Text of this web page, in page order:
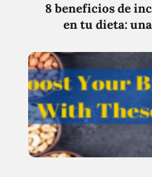
8 beneficios de
en tu dieta: